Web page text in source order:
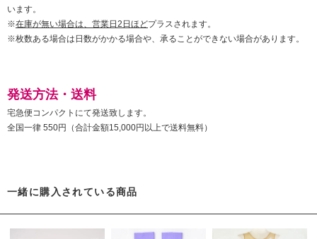
います。
※在庫が無い場合は、営業日2日ほどプラスされます。
※枚数ある場合は日数がかかる場合や、承ることができない場合があります。
発送方法・送料
宅急便コンパクトにて発送致します。
全国一律 550円（合計金額15,000円以上で送料無料）
一緒に購入されている商品